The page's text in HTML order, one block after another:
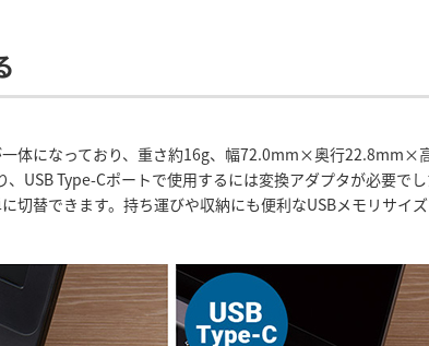
一体になっており、重さ約16g、幅72.0mm×奥行22.8mm×
、USB Type-Cポートで使用するには変換アダプタが必要で
切替できます。持ち運びや収納にも便利なUSBメモリサイ